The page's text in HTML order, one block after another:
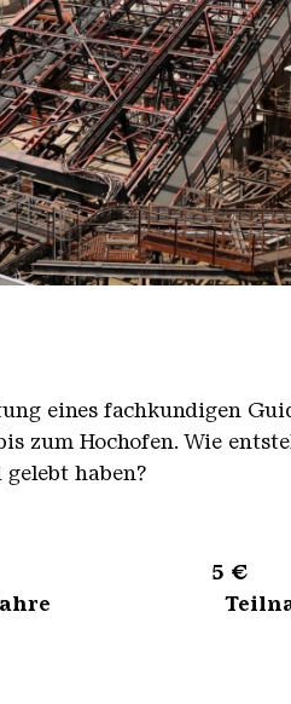
dem Gasometer im
Heinrich Veith
eines fachkundigen
zum Hochofen. Wie
haben?
5 €
18 Jahre